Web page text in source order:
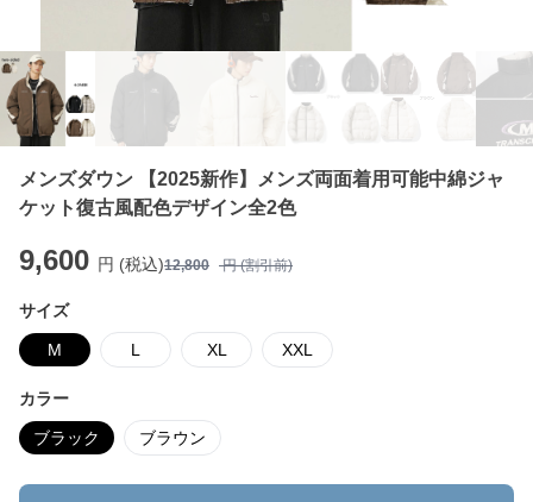
メンズダウン 【2025新作】メンズ両面着用可能中綿ジャ
ケット復古風配色デザイン全2色
9,600 円 (税込)12,800 円 (割引前)
サイズ
M L XL XXL
カラー
ブラック ブラウン